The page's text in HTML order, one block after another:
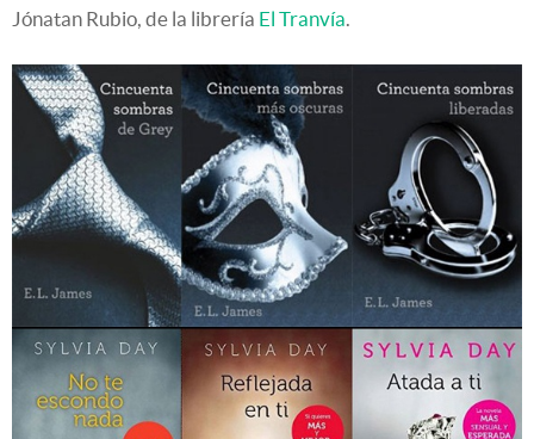
Jónatan Rubio, de la librería El Tranvía.